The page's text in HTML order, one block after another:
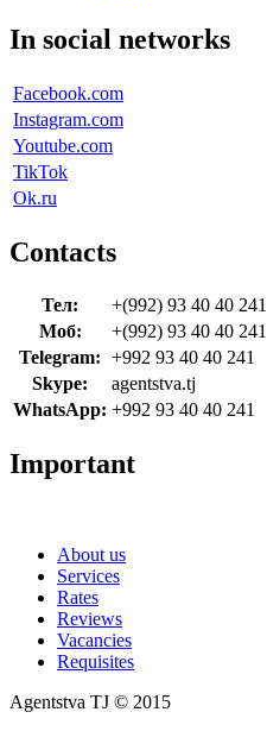
In social networks
Facebook.com
Instagram.com
Youtube.com
TikTok
Ok.ru
Contacts
Тел:
+(992) 93 40 40 241
Моб:
+(992) 93 40 40 241
Telegram: +992 93 40 40 241
Skype:
agentstva.tj
WhatsApp: +992 93 40 40 241
Important
About us
Services
Rates
Reviews
Vacancies
Requisites
Agentstva TJ © 2015